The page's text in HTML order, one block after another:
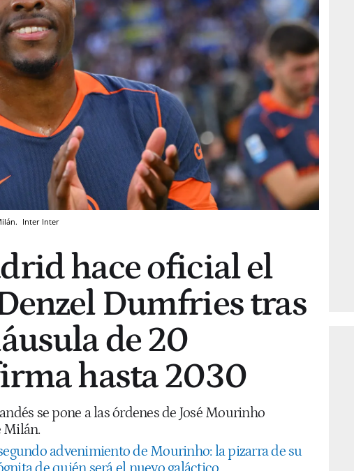
Inter Inter
hace oficial el
Dumfries tras
de 20
hasta 2030
se pone a las órdenes de José Mourinho
Milán.
advenimiento de Mourinho: la pizarra de su